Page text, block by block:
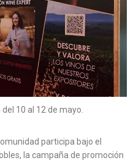
10 al 12 de mayo.
participa bajo el
la campaña de promoción